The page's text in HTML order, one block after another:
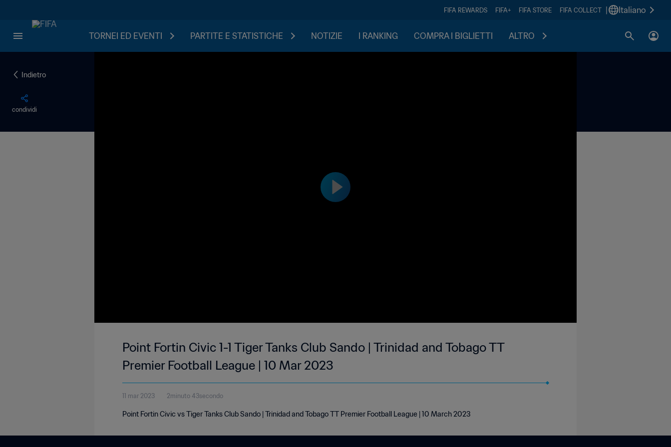
FIFA REWARDS FIFA+ FIFA STORE FIFA COLLECT Italiano
TORNEI ED EVENTI PARTITE E STATISTICHE NOTIZIE I RANKING COMPRA I BIGLIETTI ALTRO
Indietro
condividi
Point Fortin Civic 1-1 Tiger Tanks Club Sando | Trinidad and Tobago TT
Premier Football League | 10 Mar 2023
11 mar 2023 2minuto 43secondo
Point Fortin Civic vs Tiger Tanks Club Sando | Trinidad and Tobago TT Premier Football League | 10 March 2023